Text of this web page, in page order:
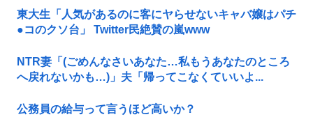
東大生「人気があるのに客にヤらせないキャバ嬢はパチ
●コのクソ台」 Twitter民絶賛の嵐www
NTR妻「(ごめんなさいあなた…私もうあなたのところ
へ戻れないかも…)」夫「帰ってこなくていいよ...
公務員の給与って言うほど高いか？